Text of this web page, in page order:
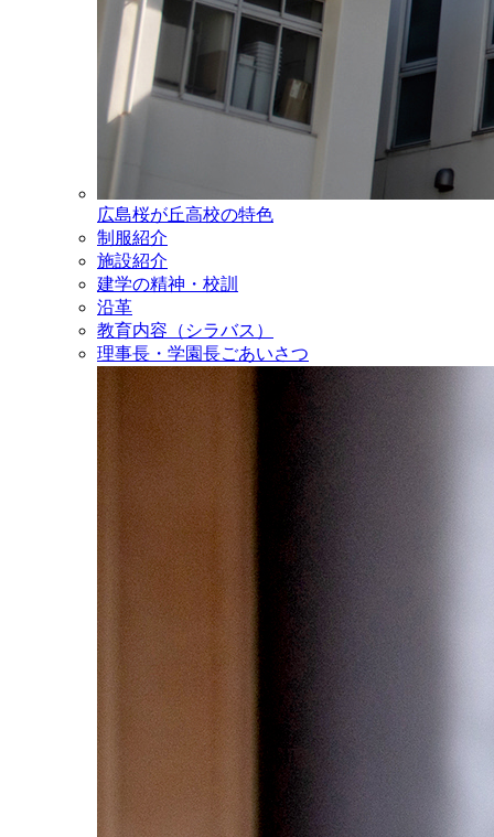
広島桜が丘高校の特色
制服紹介
施設紹介
建学の精神・校訓
沿革
教育内容（シラバス）
理事長・学園長ごあいさつ